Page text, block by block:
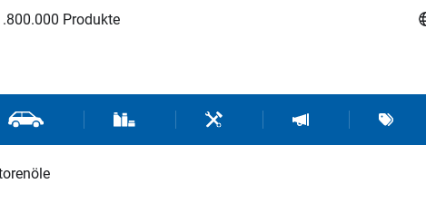
Produkte
Fahrzeugteile und ZubehörVerbrauchsmaterial / Werkstattbedarf
Werkzeuge / Werkstattausrüstung
Hartje MarketingMarken